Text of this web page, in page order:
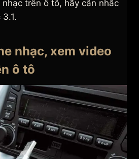
nhạc trên ô tô, hãy cân nhắc
nhạc, xem video
ô tô